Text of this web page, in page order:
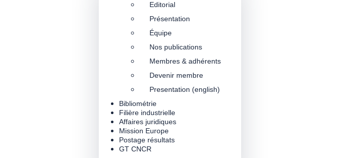
Editorial
Présentation
Équipe
Nos publications
Membres & adhérents
Devenir membre
Presentation (english)
Bibliométrie
Filière industrielle
Affaires juridiques
Mission Europe
Postage résultats
GT CNCR